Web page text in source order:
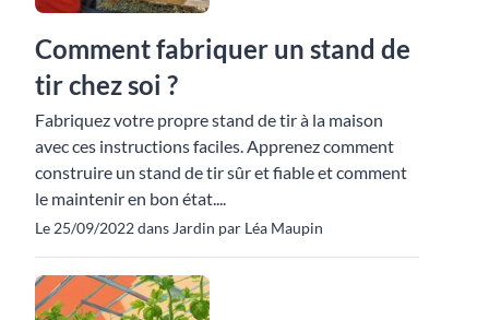
Comment fabriquer un stand de
tir chez soi ?
Fabriquez votre propre stand de tir à la maison
avec ces instructions faciles. Apprenez comment
construire un stand de tir sûr et fiable et comment
le maintenir en bon état....
Le 25/09/2022 dans Jardin par Léa Maupin